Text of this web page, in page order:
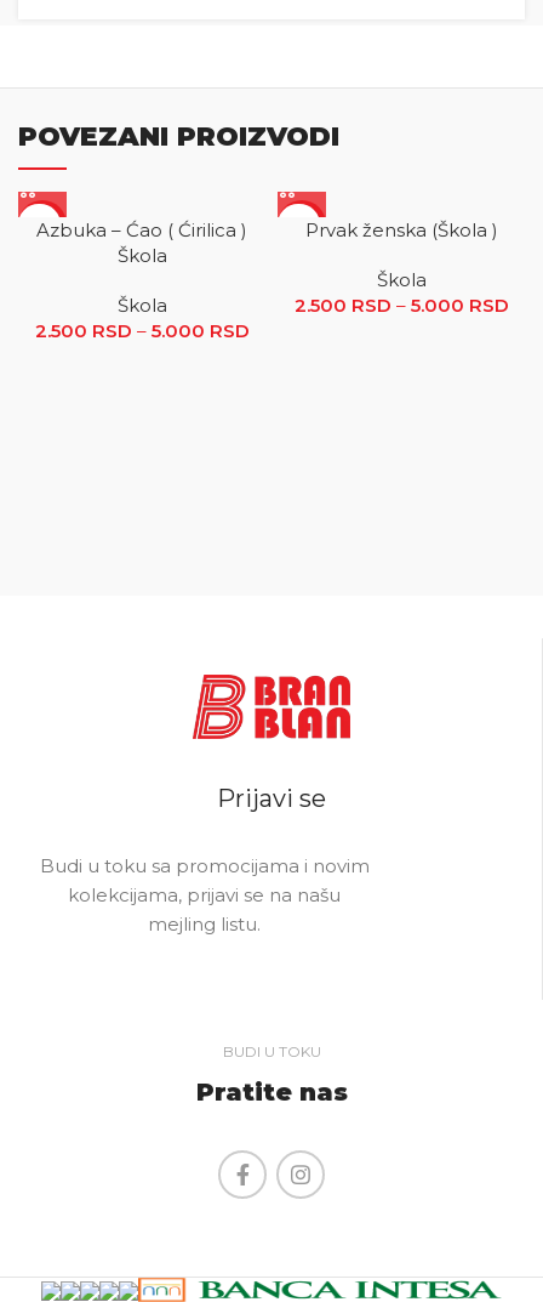
POVEZANI PROIZVODI
SALE
Azbuka – Ćao ( Ćirilica )
Škola
Škola
2.500 RSD – 5.000 RSD
SALEPrvak ženska (Škola )
Škola
2.500 RSD – 5.000 RSD
Prijavi se
Budi u toku sa promocijama i novim
kolekcijama, prijavi se na našu
mejling listu.
BUDI U TOKU
Pratite nas